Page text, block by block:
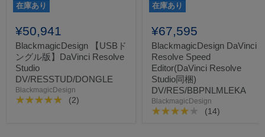
在庫あり
¥50,941
BlackmagicDesign 【USBド
ングル版】DaVinci Resolve
Studio
DV/RESSTUD/DONGLE
BlackmagicDesign
(2)
在庫あり
¥67,595
BlackmagicDesign DaVinci
Resolve Speed
Editor(DaVinci Resolve
Studio同梱)
DV/RES/BBPNLMLEKA
BlackmagicDesign
(14)